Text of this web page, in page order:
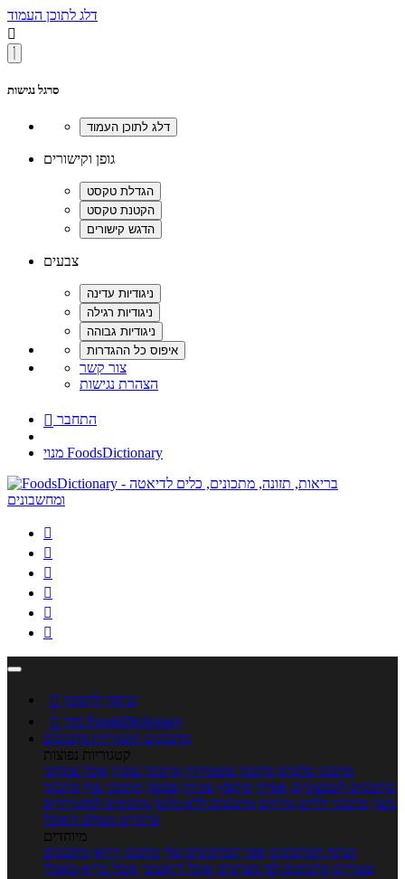
דלג לתוכן העמוד

סרגל נגישות
גופן וקישורים
צבעים
צור קשר
הצהרת נגישות
 התחבר
מנוי FoodsDictionary






 כניסה לחשבון

מנוי FoodsDictionary
מתכונים קטגוריות מתכונים
קטגוריות נפוצות
מתכוני סלטים מתכוני פשטידות מתכוני עוגות אוכל צמחוני
מתכונים לטבעוניים אפייה מוקפץ עוגיות פסטה מתכוני עוף מתכוני
בשר מתכוני ילדים מרקים מתכונים ללא גלוטן מתכונים לסוכרתיים
טרנדים בעולם האוכל
מיוחדים
מנתח המתכונים ספר המתכונים שלי מתכוני וידאו מתכונים
עשירים מתכונים לפי מצרכים אוכל דיאטטי אוכל בריא מאכלי